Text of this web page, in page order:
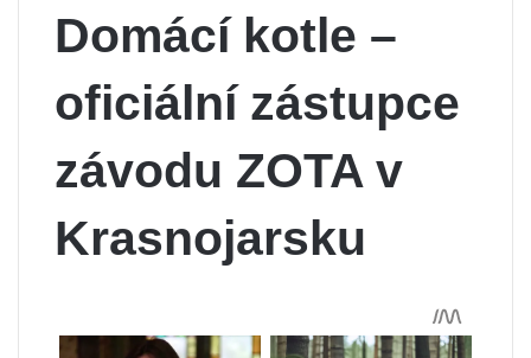
Domácí kotle –
oficiální zástupce
závodu ZOTA v
Krasnojarsku